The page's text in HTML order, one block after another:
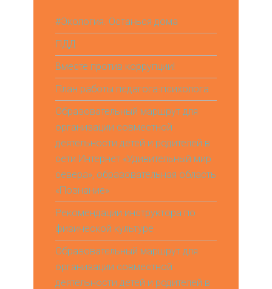
#Экология. Останься дома
ПДД
Вместе против коррупции!
План работы педагога-психолога
Образовательный маршрут для
организации совместной
деятельности детей и родителей в
сети Интернет «Удивительный мир
севера», образовательная область
«Познание»
Рекомендации инструктора по
физической культуре
Образовательный маршрут для
организации совместной
деятельности детей и родителей в